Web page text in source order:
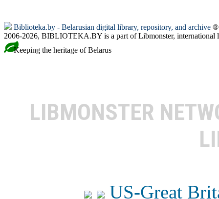
Biblioteka.by - Belarusian digital library, repository, and archive ®
2006-2026, BIBLIOTEKA.BY is a part of Libmonster, international
Keeping the heritage of Belarus
LIBMONSTER
US-Great